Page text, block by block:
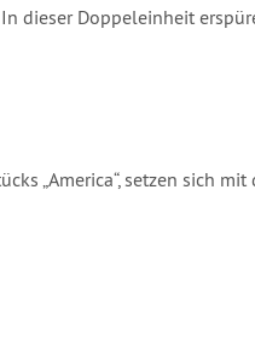
dieser Doppeleinheit
„America“, setzen sich mit